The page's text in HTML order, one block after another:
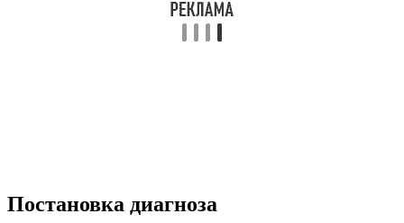
Постановка диагноза